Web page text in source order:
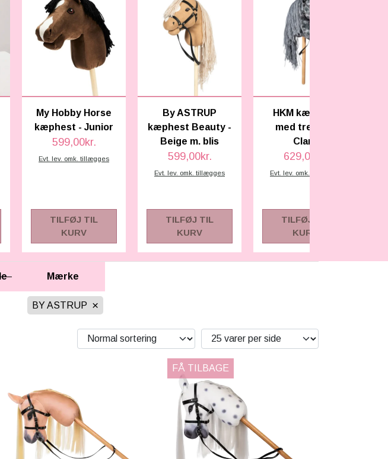
My Hobby Horse
kæphest - Junior
599,00kr.
Evt. lev. omk. tillægges
TILFØJ TIL
KURV
By ASTRUP
kæphest Beauty -
Beige m. blis
599,00kr.
Evt. lev. omk. tillægges
TILFØJ TIL
KURV
HKM kæphest
med trense -
Clara
629,00kr.
Evt. lev. omk. tillægges
TILFØJ TIL
KURV
Mærke
BY ASTRUP
FÅ TILBAGE